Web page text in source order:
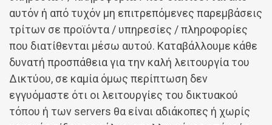
αυτόν ή από τυχόν μη επιτρεπόμενες παρεμβάσεις
τρίτων σε προϊόντα / υπηρεσίες / πληροφορίες
που διατίθενται μέσω αυτού. Καταβάλλουμε κάθε
δυνατή προσπάθεια για την καλή λειτουργία του
Δικτύου, σε καμία όμως περίπτωση δεν
εγγυόμαστε ότι οι λειτουργίες του δικτυακού
τόπου ή των servers θα είναι αδιάκοπες ή χωρίς